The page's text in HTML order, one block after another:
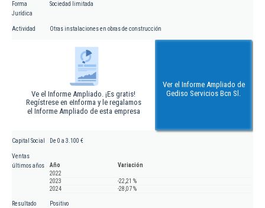
Forma
Jurídica
Sociedad limitada
Actividad Otras instalaciones en obras de construcción
Ve el Informe Ampliado. ¡Es gratis!
Regístrese en eInforma y le regalamos
el Informe Ampliado de esta empresa
Ver el Informe Ampliado de
Gediso Servicios Bcn Sl.
Capital Social De 0 a 3.100 €
Ventas
últimos años
Año
Variación
2022
2023
-22,21 %
2024
-28,07 %
Resultado
Positivo